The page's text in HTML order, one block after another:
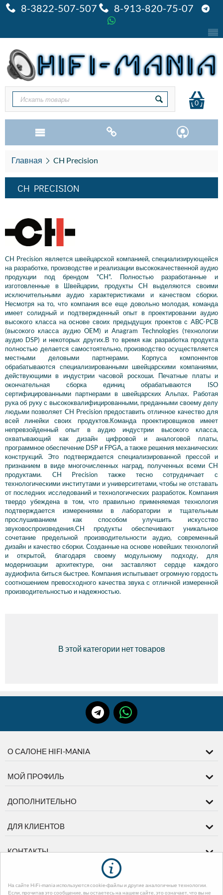
На сайте HiFi-mania используются cookie-файлы и другие аналогичные технологии.
Если, прочитав это сообщение, вы остаетесь на нашем сайте, это означает, что вы не
8-3822-507-507 8-913-820-75-07
0
Главная CH Precision
CH PRECISION
CH Precision является швейцарской компанией, специализирующейся
на разработке, производстве и реализации высококачественной аудио
продукции под брендом "CH". Полностью разработанные и
изготовленные в Швейцарии, продукты CH выделяются своими
исключительными аудио характеристиками и качеством сборки.
Несмотря на то, что компания все еще довольно молодая, команда
имеет солидный и подтвержденный опыт в проектировании аудио
высокого класса на основе своих предыдущих проектов с ABC-PCB
(высокого класса аудио OEM) и Anagram Technologies (технологии
аудио DSP) и некоторых других.В то время как разработка продукта
полностью делается самостоятельно, производство осуществляется
местными деловыми партнерами. Корпуса компонентов
обрабатываются специализированными швейцарскими компаниями,
действующими в индустрии часовой роскоши. Печатные платы и
окончательная сборка единиц обрабатываются ISO
сертифицированными партнерами в швейцарских Альпах. Работая
рука об руку с высококвалифицированными, преданными своему делу
людьми позволяет CH Precision предоставить отличное качество для
всей линейки своих продуктов.Команда проектировщиков имеет
непревзойденный опыт в аудио индустрии высокого класса,
охватывающий как дизайн цифровой и аналоговой платы,
программное обеспечение DSP и FPGA, а также решения механических
конструкций. Это подтверждается специализированной прессой и
признанием в виде многочисленных наград, полученных всеми CH
продуктами. CH Precision также тесно сотрудничает с
технологическими институтами и университетами, чтобы не отставать
от последних исследований и технологических разработок. Компания
твердо убеждена в том, что правильно применяемая технология
подтверждается измерениями в лаборатории и тщательным
прослушиванием как способом улучшить искусство
звуковоспроизведения.CH продукты обеспечивают уникальное
сочетание предельной производительности аудио, современный
дизайн и качество сборки. Созданные на основе новейших технологий
и открытой, благодаря своему модульному подходу, для
модернизации архитектуре, они заставляют сердце каждого
аудиофила биться быстрее. Компания испытывает огромную гордость
соотношением превосходного качества звука с отличной измеренной
производительностью и надежностью.
В этой категории нет товаров
О САЛОНЕ HIFI-MANIA
МОЙ ПРОФИЛЬ
ДОПОЛНИТЕЛЬНО
ДЛЯ КЛИЕНТОВ
КОНТАКТЫ
© 2003-2026 диМЕДИА. На базеCS-Cart - Платформа для интернет-